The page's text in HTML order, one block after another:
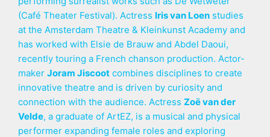
(Café Theater Festival). Actress Iris van Loen studies
at the Amsterdam Theatre & Kleinkunst Academy and
has worked with Elsie de Brauw and Abdel Daoui,
recently touring a French chanson production. Actor-
maker Joram Jiscoot combines disciplines to create
innovative theatre and is driven by curiosity and
connection with the audience. Actress Zoë van der
Velde, a graduate of ArtEZ, is a musical and physical
performer expanding female roles and exploring